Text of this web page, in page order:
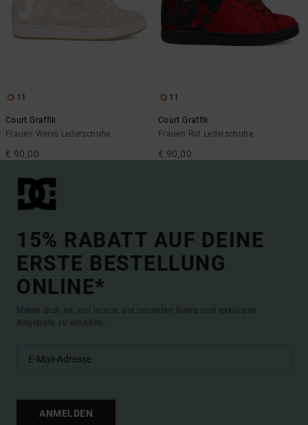
11
Court Graffik
Frauen Weiss Lederschuhe
€ 90,00
11
Court Graffik
Frauen Rot Lederschuhe
€ 90,00
15% RABATT AUF DEINE
ERSTE BESTELLUNG
ONLINE*
Melde dich an, um immer die neuesten News und exklusive
Angebote zu erhalten.
ANMELDEN